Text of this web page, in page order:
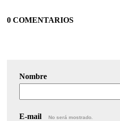
0 COMENTARIOS
Nombre
E-mail No será mostrado.